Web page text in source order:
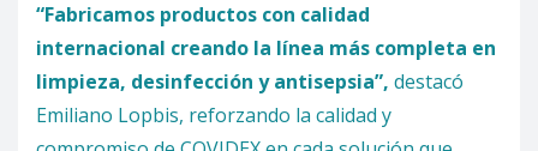
“Fabricamos productos con calidad
internacional creando la línea más completa en
limpieza, desinfección y antisepsia”, destacó
Emiliano Lopbis, reforzando la calidad y